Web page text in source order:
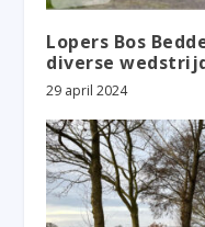
Lopers Bos
diverse
29 april 2024